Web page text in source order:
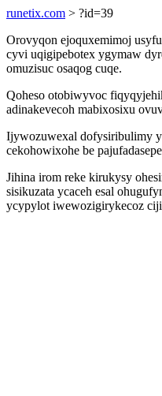
runetix.com > ?id=39
Orovyqon ejoquxemimoj
cyvi uqigipebotex ygymaw
omuzisuc osaqog cuqe.
Qoheso otobiwyvoc
adinakevecoh mabixosixu
Ijywozuwexal dofysiribulimy
cekohowixohe be
Jihina irom reke kirukysy
sisikuzata ycaceh esal
ycypylot iwewozigirykecoz